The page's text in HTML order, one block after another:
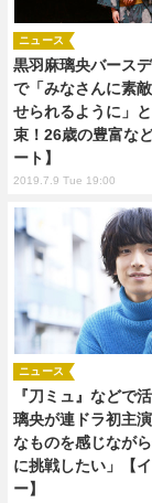
黒羽麻璃央バース
で「みなさんに素
せられるように」
束！26歳の豊富な
ート】
ニュース
2019.7.9 Tue 19:00
『刀ミュ』などで
璃央が連ドラ初主
なものを感じなが
に挑戦したい」【
ー】
ニュース